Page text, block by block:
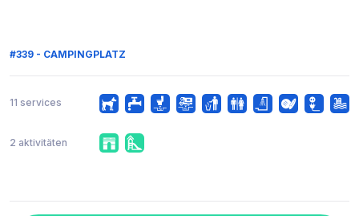
#339 - CAMPINGPLATZ
11 services
2 aktivitäten